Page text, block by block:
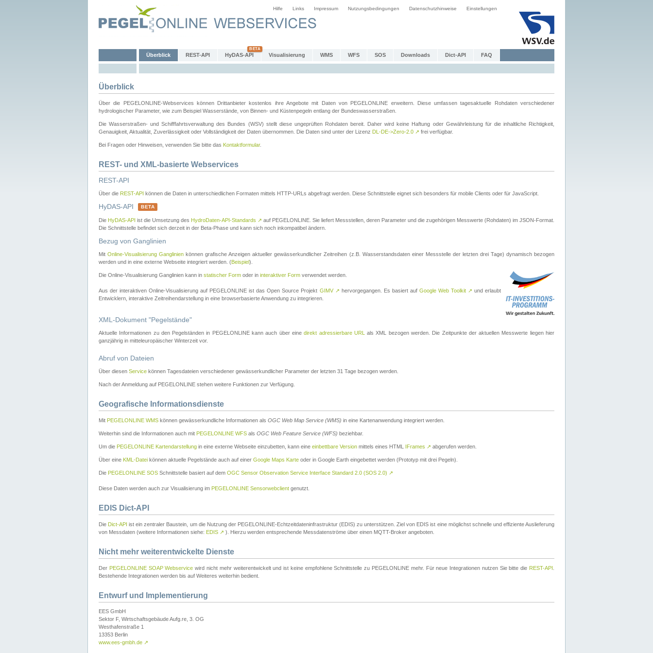
Hilfe Links Impressum Nutzungsbedingungen Datenschutzhinweise Einstellungen
Überblick REST-API HyDAS-API Visualisierung WMS WFS SOS Downloads Dict-API FAQ
Überblick
Über die PEGELONLINE-Webservices können Drittanbieter kostenlos ihre Angebote mit Daten von PEGELONLINE erweitern. Diese umfassen tagesaktuelle Rohdaten verschiedener
hydrologischer Parameter, wie zum Beispiel Wasserstände, von Binnen- und Küstenpegeln entlang der Bundeswasserstraßen.
Die Wasserstraßen- und Schifffahrtsverwaltung des Bundes (WSV) stellt diese ungeprüften Rohdaten bereit. Daher wird keine Haftung oder Gewährleistung für die inhaltliche Richtigkeit,
Genauigkeit, Aktualität, Zuverlässigkeit oder Vollständigkeit der Daten übernommen. Die Daten sind unter der Lizenz DL-DE->Zero-2.0 ↗ frei verfügbar.
Bei Fragen oder Hinweisen, verwenden Sie bitte das Kontaktformular.
REST- und XML-basierte Webservices
REST-API
Über die REST-API können die Daten in unterschiedlichen Formaten mittels HTTP-URLs abgefragt werden. Diese Schnittstelle eignet sich besonders für mobile Clients oder für JavaScript.
HyDAS-API BETA
Die HyDAS-API ist die Umsetzung des HydroDaten-API-Standards ↗ auf PEGELONLINE. Sie liefert Messstellen, deren Parameter und die zugehörigen Messwerte (Rohdaten) im JSON-Format.
Die Schnittstelle befindet sich derzeit in der Beta-Phase und kann sich noch inkompatibel ändern.
Bezug von Ganglinien
MitOnline-Visualisierung Ganglinien können grafische Anzeigen aktueller gewässerkundlicher Zeitreihen (z.B. Wasserstandsdaten einer Messstelle der letzten drei Tage) dynamisch bezogen
werden und in eine externe Webseite integriert werden. (Beispiel).
Die Online-Visualisierung Ganglinien kann in statischer Form oder in interaktiver Form verwendet werden.
Aus der interaktiven Online-Visualisierung auf PEGELONLINE ist das Open Source Projekt GIMV ↗ hervorgegangen. Es basiert auf Google Web Toolkit ↗ und erlaubt
Entwicklern, interaktive Zeitreihendarstellung in eine browserbasierte Anwendung zu integrieren.
XML-Dokument "Pegelstände"
Aktuelle Informationen zu den Pegelständen in PEGELONLINE kann auch über einedirekt adressierbare URL
als XML bezogen werden. Die Zeitpunkte der aktuellen Messwerte liegen hier
ganzjährig in mitteleuropäischer Winterzeit vor.
Abruf von Dateien
Über diesen Service können Tagesdateien verschiedener gewässerkundlicher Parameter der letzten 31 Tage bezogen werden.
Nach der Anmeldung auf PEGELONLINE stehen weitere Funktionen zur Verfügung.
Geografische Informationsdienste
Mit PEGELONLINE WMS können gewässerkundliche Informationen als OGC Web Map Service (WMS) in eine Kartenanwendung integriert werden.
Weiterhin sind die Informationen auch mit PEGELONLINE WFS als OGC Web Feature Service (WFS) beziehbar.
Um die PEGELONLINE Kartendarstellung in eine externe Webseite einzubetten, kann eine einbettbare Version mittels eines HTML IFrames ↗ abgerufen werden.
Über eine KML-Datei können aktuelle Pegelstände auch auf einer Google Maps Karte oder in Google Earth eingebettet werden (Prototyp mit drei Pegeln).
Die PEGELONLINE SOS Schnittstelle basiert auf dem OGC Sensor Observation Service Interface Standard 2.0 (SOS 2.0) ↗
Diese Daten werden auch zur Visualisierung im PEGELONLINE Sensorwebclient genutzt.
EDIS Dict-API
Die Dict-API ist ein zentraler Baustein, um die Nutzung der PEGELONLINE-Echtzeitdateninfrastruktur (EDIS) zu unterstützen. Ziel von EDIS ist eine möglichst schnelle und effiziente Auslieferung
von Messdaten (weitere Informationen siehe: EDIS ↗ ). Hierzu werden entsprechende Messdatenströme über einen MQTT-Broker angeboten.
Nicht mehr weiterentwickelte Dienste
Der PEGELONLINE SOAP Webservice wird nicht mehr weiterentwickelt und ist keine empfohlene Schnittstelle zu PEGELONLINE mehr. Für neue Integrationen nutzen Sie bitte die REST-API
Bestehende Integrationen werden bis auf Weiteres weiterhin bedient.
Entwurf und Implementierung
EES GmbH
Sektor F, Wirtschaftsgebäude Aufg.re, 3. OG
Westhafenstraße 1
13353 Berlin
www.ees-gmbh.de ↗